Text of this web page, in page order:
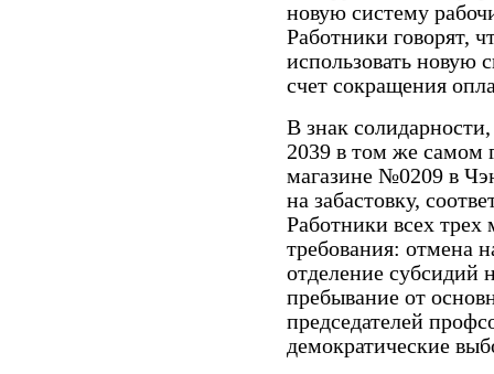
новую систему
Работники говорят,
использовать новую
счет сокращения
В знак
2039 в том же самом
магазине №0209 в
на забастовку,
Работники всех трех
требования: отмена
отделение субсидий
пребывание от
председателей
демократические